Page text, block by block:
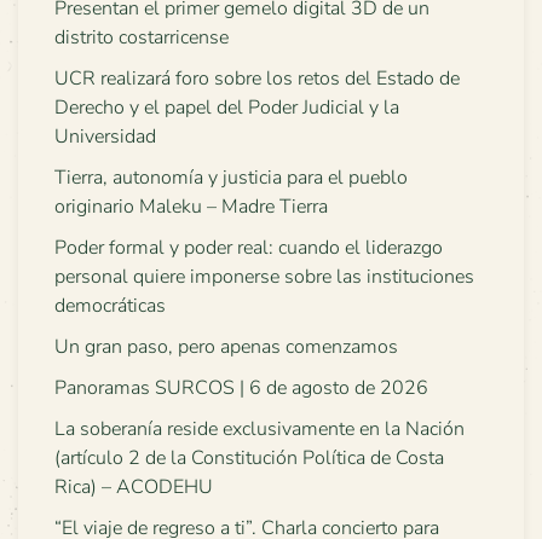
Presentan el primer gemelo digital 3D de un
distrito costarricense
UCR realizará foro sobre los retos del Estado de
Derecho y el papel del Poder Judicial y la
Universidad
Tierra, autonomía y justicia para el pueblo
originario Maleku – Madre Tierra
Poder formal y poder real: cuando el liderazgo
personal quiere imponerse sobre las instituciones
democráticas
Un gran paso, pero apenas comenzamos
Panoramas SURCOS | 6 de agosto de 2026
La soberanía reside exclusivamente en la Nación
(artículo 2 de la Constitución Política de Costa
Rica) – ACODEHU
“El viaje de regreso a ti”. Charla concierto para